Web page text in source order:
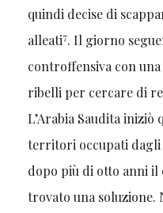
quindi decise di
alleati7. Il giorno
controffensiva con
ribelli per cercare di
L’Arabia Saudita
territori occupati dagli
dopo più di otto anni
trovato una soluzione.